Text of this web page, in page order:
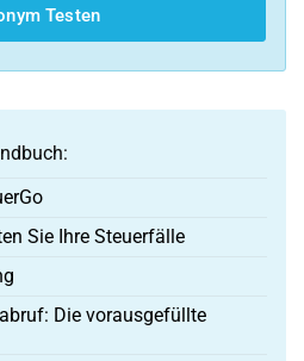
Testen
Sie Ihre Steuerfälle
Die vorausgefüllte